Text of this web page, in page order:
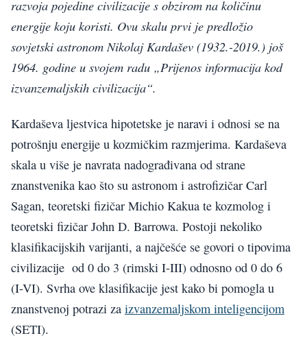
razvoja pojedine civilizacije s obzirom na količinu
energije koju koristi. Ovu skalu prvi je predložio
sovjetski astronom Nikolaj Kardašev (1932.-2019.) još
1964. godine u svojem radu „Prijenos informacija kod
izvanzemaljskih civilizacija“.
Kardaševa ljestvica hipotetske je naravi i odnosi se na
potrošnju energije u kozmičkim razmjerima. Kardaševa
skala u više je navrata nadograđivana od strane
znanstvenika kao što su astronom i astrofizičar Carl
Sagan, teoretski fizičar Michio Kakua te kozmolog i
teoretski fizičar John D. Barrowa. Postoji nekoliko
klasifikacijskih varijanti, a najčešće se govori o tipovima
civilizacije od 0 do 3 (rimski I-III) odnosno od 0 do 6
(I-VI). Svrha ove klasifikacije jest kako bi pomogla u
znanstvenoj potrazi za izvanzemaljskom inteligencijom
(SETI).